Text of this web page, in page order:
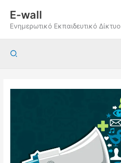
περιεχόμενο
E-wall
Ενημερωτικό Εκπαιδευτικό Δίκτυο
Αναζήτηση